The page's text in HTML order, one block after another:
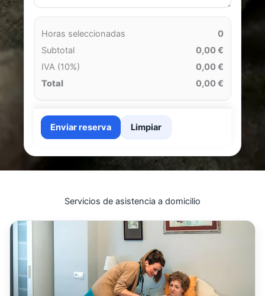
Horas seleccionadas
0
Subtotal
0,00 €
IVA (10%)
0,00 €
Total
0,00 €
Enviar reserva Limpiar
Servicios de asistencia a domicilio